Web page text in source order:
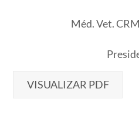
Méd. Vet.
VISUALIZAR PDF